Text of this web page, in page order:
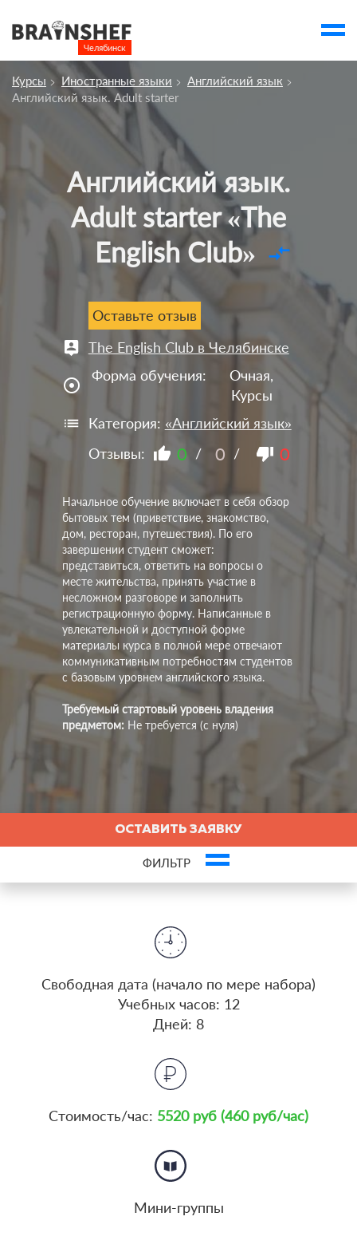
Челябинск
Выбор города
Посмотреть по России
Выбор компании
О компании
Курсы Иностранные языки
Английский язык
Английский язык. Adult starter
Английский язык.
Adult starter «The
English Club» compare_arrows
The English Club в Челябинске
adjust
Форма обучения:
Очная,
Курсы
Категория: «Английский язык»
Отзывы:
0 / 0 / 0
Оставьте отзыв
Начальное обучение включает в себя обзор
бытовых тем (приветствие, знакомство,
дом, ресторан, путешествия). По его
завершении студент сможет:
представиться, ответить на вопросы о
месте жительства, принять участие в
несложном разговоре и заполнить
регистрационную форму. Написанные в
увлекательной и доступной форме
материалы курса в полной мере отвечают
коммуникативным потребностям студентов
с базовым уровнем английского языка.
Требуемый стартовый уровень владения
предметом: Не требуется (с нуля)
Cвободная дата (начало по мере набора)
Учебных часов: 12
Дней: 8
Стоимость/час: 5520 руб (460 руб/час)
Мини-группы
ОСТАВИТЬ ЗАЯВКУ
ФИЛЬТР